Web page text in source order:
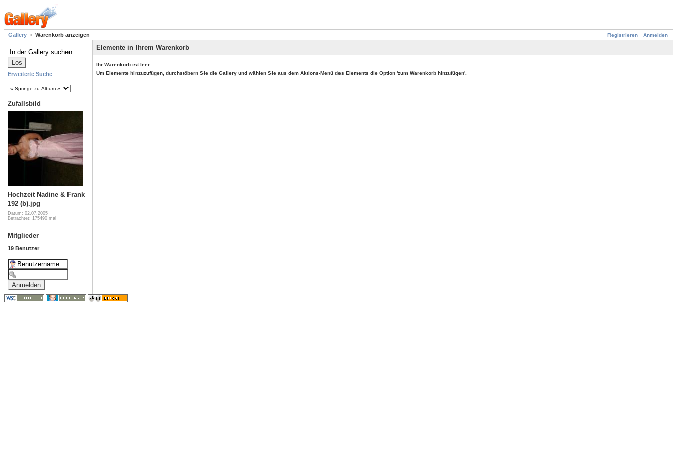
Registrieren Anmelden
Gallery Warenkorb anzeigen
Erweiterte Suche
Zufallsbild
Hochzeit Nadine & Frank
192 (b).jpg
Datum: 02.07.2005
Betrachtet: 175490 mal
Mitglieder
19 Benutzer
Elemente in Ihrem Warenkorb
Ihr Warenkorb ist leer.
Um Elemente hinzuzufügen, durchstöbern Sie die Gallery und wählen Sie aus dem Aktions-Menü des Elements die Option 'zum Warenkorb hinzufügen'.